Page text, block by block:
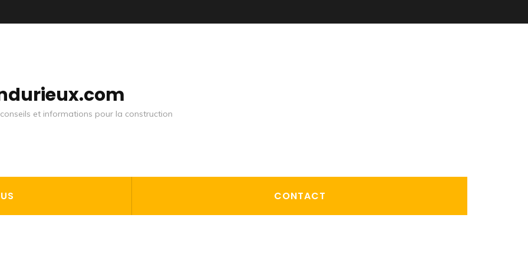
et informations pour la construction
CONTACT